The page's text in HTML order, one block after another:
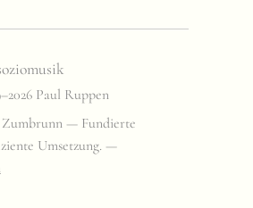
musik
Paul Ruppen
Zumbrunn — Fundierte
Umsetzung. —